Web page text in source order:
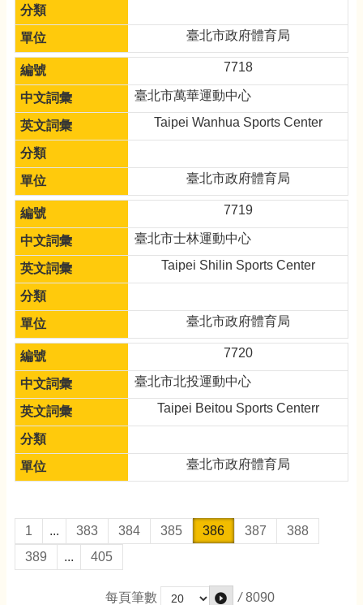
臺北市政府體育局
7718
臺北市萬華運動中心
Taipei Wanhua Sports Center
臺北市政府體育局
7719
臺北市士林運動中心
Taipei Shilin Sports Center
臺北市政府體育局
7720
臺北市北投運動中心
Taipei Beitou Sports Centerr
臺北市政府體育局
1 ... 383 384 385 386 387
388
389
... 405
每頁筆數 / 8090